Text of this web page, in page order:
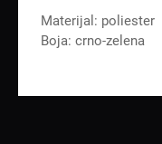
Materijal: poliester
Boja: crno-zelena